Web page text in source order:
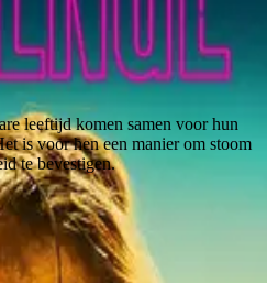
leeftijd komen samen voor hun
is voor hen een manier om stoom
te bevestigen.